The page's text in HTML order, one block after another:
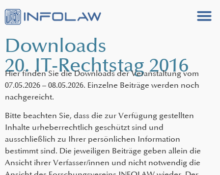
Downloads
20. IT-Rechtstag 2016
Hier finden Sie die Downloads der Veranstaltung vom
07.05.2026 – 08.05.2026. Einzelne Beiträge werden noch
nachgereicht.
Bitte beachten Sie, dass die zur Verfügung gestellten
Inhalte urheberrechtlich geschützt sind und
ausschließlich zu Ihrer persönlichen Information
bestimmt sind. Die jeweiligen Beiträge geben allein die
Ansicht ihrer Verfasser/innen und nicht notwendig die